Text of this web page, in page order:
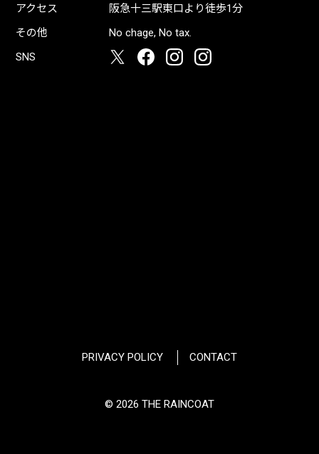
アクセス
阪急十三駅東口より徒歩1分
その他
No chage, No tax.
SNS
PRIVACY POLICY CONTACT
© 2026 THE RAINCOAT